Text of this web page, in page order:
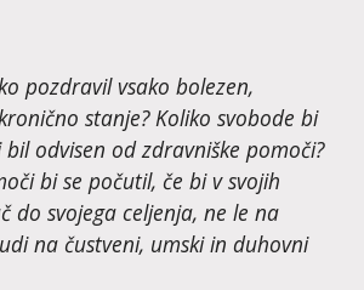
pozdravil vsako bolezen,
stanje? Koliko svobode bi
bil odvisen od zdravniške pomoči?
bi se počutil, če bi v svojih
do svojega celjenja, ne le na
na čustveni, umski in duhovni